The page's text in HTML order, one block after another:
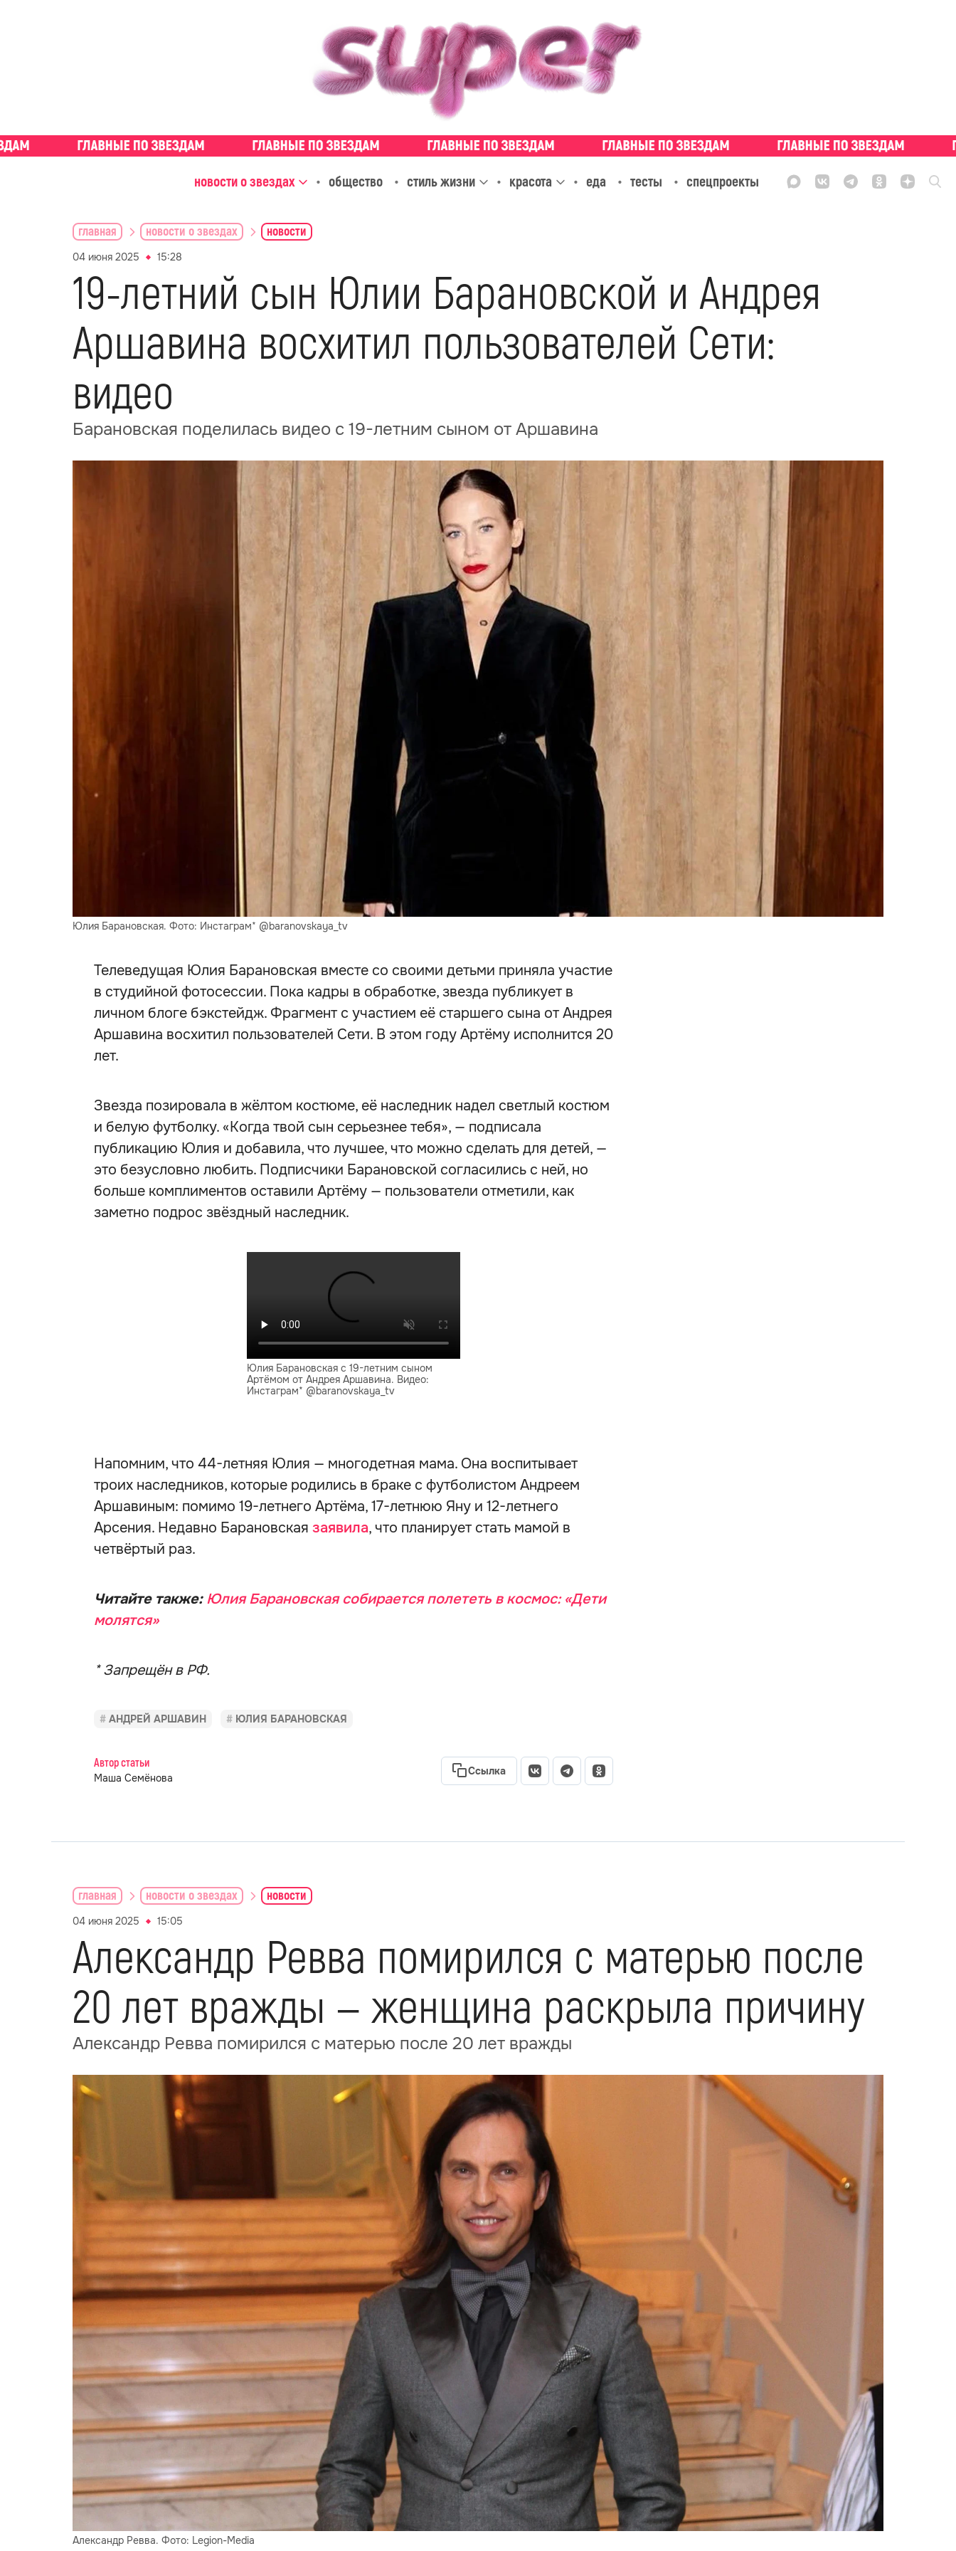
новости о звездах общество стиль жизни красота еда тесты спецпроекты
главная новости о звездах новости
04 июня 2025 15:28
19-летний сын Юлии Барановской и Андрея
Аршавина восхитил пользователей Сети:
видео
Барановская поделилась видео с 19-летним сыном от Аршавина
Юлия Барановская. Фото: Инстаграм* @baranovskaya_tv
Телеведущая Юлия Барановская вместе со своими детьми приняла участие
в студийной фотосессии. Пока кадры в обработке, звезда публикует в
личном блоге бэкстейдж. Фрагмент с участием её старшего сына от Андрея
Аршавина восхитил пользователей Сети. В этом году Артёму исполнится 20
лет.
Звезда позировала в жёлтом костюме, её наследник надел светлый костюм
и белую футболку. «Когда твой сын серьезнее тебя», — подписала
публикацию Юлия и добавила, что лучшее, что можно сделать для детей, —
это безусловно любить. Подписчики Барановской согласились с ней, но
больше комплиментов оставили Артёму — пользователи отметили, как
заметно подрос звёздный наследник.
Юлия Барановская с 19-летним сыном
Артёмом от Андрея Аршавина. Видео:
Инстаграм* @baranovskaya_tv
Напомним, что 44-летняя Юлия — многодетная мама. Она воспитывает
троих наследников, которые родились в браке с футболистом Андреем
Аршавиным: помимо 19-летнего Артёма, 17-летнюю Яну и 12-летнего
Арсения. Недавно Барановская заявила, что планирует стать мамой в
четвёртый раз.
Читайте также: Юлия Барановская собирается полететь в космос: «Дети
молятся»
* Запрещён в РФ.
АНДРЕЙ АРШАВИН ЮЛИЯ БАРАНОВСКАЯ
Автор статьи
Маша Семёнова
Ссылка
главная новости о звездах новости
04 июня 2025 15:05
Александр Ревва помирился с матерью после
20 лет вражды — женщина раскрыла причину
Александр Ревва помирился с матерью после 20 лет вражды
Александр Ревва. Фото: Legion-Media